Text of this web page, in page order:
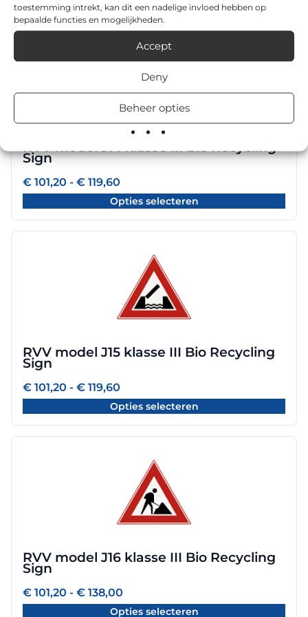
toestemming intrekt, kan dit een nadelige invloed hebben op
bepaalde functies en mogelijkheden.
Accept
Deny
Beheer opties
€ 119,60
de
productpagina
Sign
€ 101,20 - € 119,60
€ 101,20
tot
Opties selecteren
product
meerdere
Deze
kan
gekozen
worden
op
de
RVV model J15 klasse III Bio Recycling
Sign
€ 101,20 - € 119,60
€ 101,20
tot
Opties selecteren
kan
gekozen
worden
op
de
RVV model J16 klasse III Bio Recycling
Sign
€ 101,20 - € 138,00
€ 101,20
tot
Opties selecteren
kan
gekozen
worden
op